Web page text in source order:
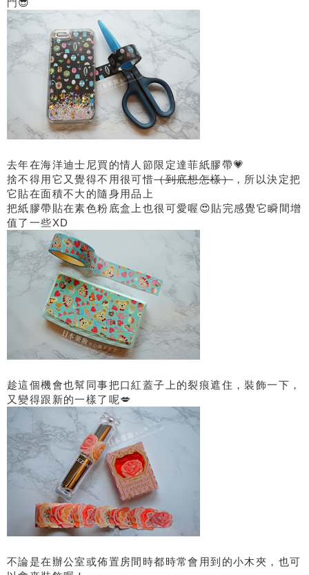
門😎
去年在海洋迪士尼買的情人節限定達菲紙膠帶💗
捨不得用它又覺得不用很可惜（到底想怎樣） ，所以決定把
它貼在面積不大的隨身用品上
把紙膠帶貼在素色粉底盒上也很可愛喔😍貼完感覺它瞬間增
值了一些XD
趁這個機會也幫同事把口紅蓋子上的裂痕遮住，裝飾一下，
又變得跟新的一樣了呢💋
不論是在辦公室或佈置房間時都時常會用到的小木夾，也可